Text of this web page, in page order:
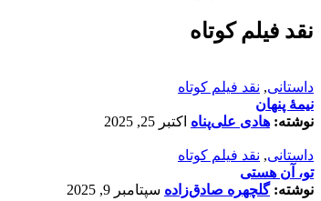
نقد فیلم کوتاه
داستانی, نقد فیلم کوتاه
نیمۀ پنهان
نوشته: هادی علی‌پناه اکتبر 25, 2025
داستانی, نقد فیلم کوتاه
تو، آن هستی
نوشته:گلچهره صادق‌زاده سپتامبر 9, 2025